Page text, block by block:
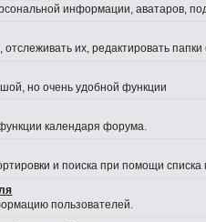
информации, аватаров,
их, редактировать
но очень удобной функции
календаря форума.
и поиска при помощи списка
пользователей.